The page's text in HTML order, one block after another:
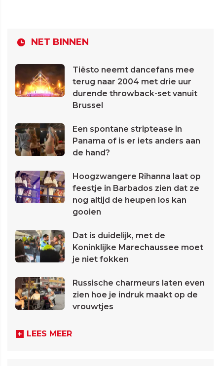
NET BINNEN
Tiësto neemt dancefans mee
terug naar 2004 met drie uur
durende throwback-set vanuit
Brussel
Een spontane striptease in
Panama of is er iets anders aan
de hand?
Hoogzwangere Rihanna laat op
feestje in Barbados zien dat ze
nog altijd de heupen los kan
gooien
Dat is duidelijk, met de
Koninklijke Marechaussee moet
je niet fokken
Russische charmeurs laten even
zien hoe je indruk maakt op de
vrouwtjes
LEES MEER